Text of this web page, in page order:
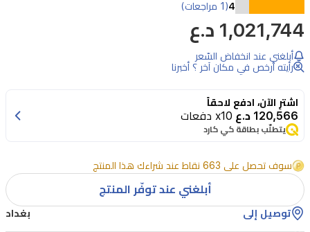
4(1 مراجعات)
1,021,744 د.ع
أبلغني عند انخفاض السّعر
رأيته أرخص في مكان آخر ؟ أخبرنا
اشترِ الآن، ادفع لاحقاً
120,566 د.ع x10 دفعات
يتطلّب بطاقة كي كارد
سوف تحصل على 663 نقاط عند شراءك هذا المنتج
أبلغني عند توفّر المنتج
توصيل إلى بغداد